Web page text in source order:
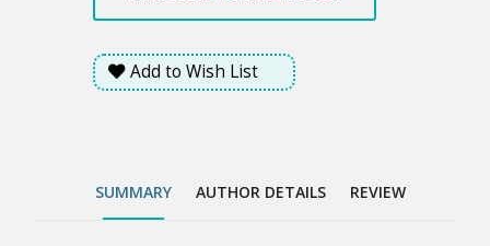
Add to Wish List
SUMMARY AUTHOR DETAILS REVIEW